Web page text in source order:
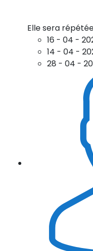
Elle sera
16 - 04 -
14 - 04 -
28 - 04 -